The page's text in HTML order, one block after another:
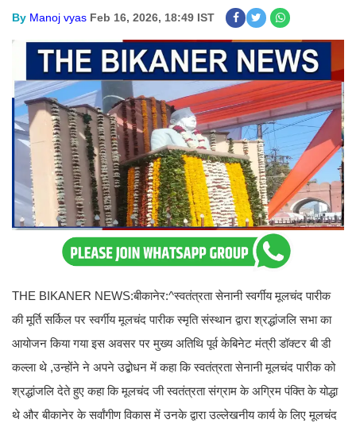
By Manoj vyas Feb 16, 2026, 18:49 IST
THE BIKANER NEWS:बीकानेर:^स्वतंत्रता सेनानी स्वर्गीय मूलचंद पारीक
की मूर्ति सर्किल पर स्वर्गीय मूलचंद पारीक स्मृति संस्थान द्वारा श्रद्धांजलि सभा का
आयोजन किया गया इस अवसर पर मुख्य अतिथि पूर्व केबिनेट मंत्री डॉक्टर बी डी
कल्ला थे ,उन्होंने ने अपने उद्बोधन में कहा कि स्वतंत्रता सेनानी मूलचंद पारीक को
श्रद्धांजलि देते हुए कहा कि मूलचंद जी स्वतंत्रता संग्राम के अग्रिम पंक्ति के योद्धा
थे और बीकानेर के सर्वांगीण विकास में उनके द्वारा उल्लेखनीय कार्य के लिए मूलचंद